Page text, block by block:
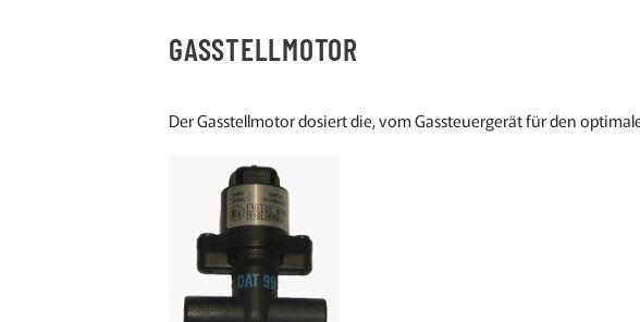
GASSTELLMOTOR
Der Gasstellmotor dosiert die, vom Gassteuergerät für den